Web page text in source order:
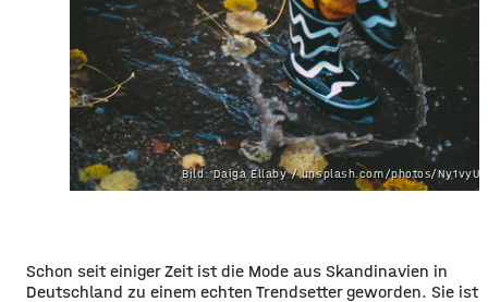
Bild: Daiga Ellaby / unsplash.com/photos/
Schon seit einiger Zeit ist die Mode aus Skandinavien in
Deutschland zu einem echten Trendsetter geworden. Sie ist